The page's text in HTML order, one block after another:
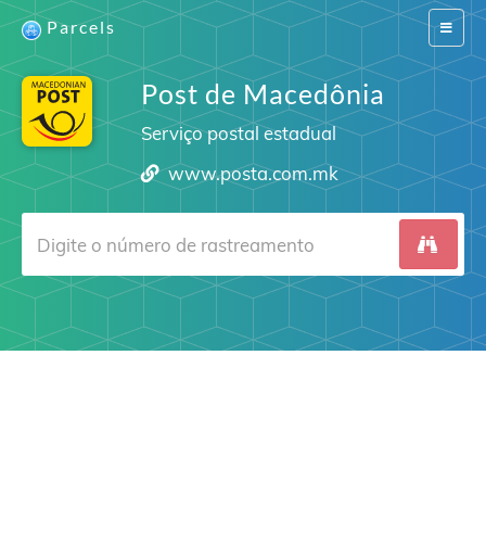
Switch
Parcels
Post de Macedônia
Serviço postal estadual
www.posta.com.mk